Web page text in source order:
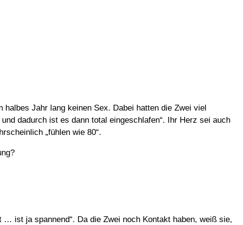
Jahr lang keinen Sex. Dabei hatten die Zwei viel
dadurch ist es dann total eingeschlafen“. Ihr Herz sei auch
„fühlen wie 80“.
ist ja spannend“. Da die Zwei noch Kontakt haben, weiß sie,